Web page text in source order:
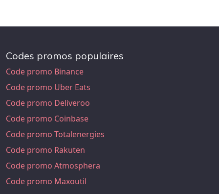
Codes promos populaires
Code promo Binance
Code promo Uber Eats
Code promo Deliveroo
Code promo Coinbase
Code promo Totalenergies
Code promo Rakuten
Code promo Atmosphera
Code promo Maxoutil